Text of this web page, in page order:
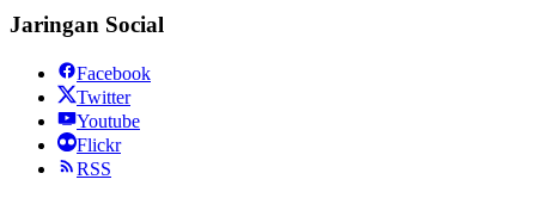
Jaringan Social
Facebook
Twitter
Youtube
Flickr
RSS